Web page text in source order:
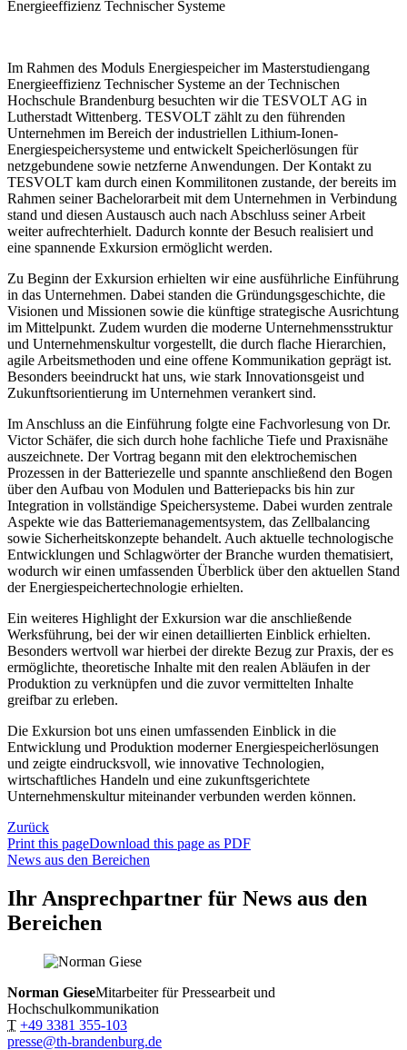
Energieeffizienz Technischer Systeme
Im Rahmen des Moduls Energiespeicher im Masterstudiengang
Energieeffizienz Technischer Systeme an der Technischen
Hochschule Brandenburg besuchten wir die TESVOLT AG in
Lutherstadt Wittenberg. TESVOLT zählt zu den führenden
Unternehmen im Bereich der industriellen Lithium-Ionen-
Energiespeichersysteme und entwickelt Speicherlösungen für
netzgebundene sowie netzferne Anwendungen. Der Kontakt zu
TESVOLT kam durch einen Kommilitonen zustande, der bereits im
Rahmen seiner Bachelorarbeit mit dem Unternehmen in Verbindung
stand und diesen Austausch auch nach Abschluss seiner Arbeit
weiter aufrechterhielt. Dadurch konnte der Besuch realisiert und
eine spannende Exkursion ermöglicht werden.
Zu Beginn der Exkursion erhielten wir eine ausführliche Einführung
in das Unternehmen. Dabei standen die Gründungsgeschichte, die
Visionen und Missionen sowie die künftige strategische Ausrichtung
im Mittelpunkt. Zudem wurden die moderne Unternehmensstruktur
und Unternehmenskultur vorgestellt, die durch flache Hierarchien,
agile Arbeitsmethoden und eine offene Kommunikation geprägt ist.
Besonders beeindruckt hat uns, wie stark Innovationsgeist und
Zukunftsorientierung im Unternehmen verankert sind.
Im Anschluss an die Einführung folgte eine Fachvorlesung von Dr.
Victor Schäfer, die sich durch hohe fachliche Tiefe und Praxisnähe
auszeichnete. Der Vortrag begann mit den elektrochemischen
Prozessen in der Batteriezelle und spannte anschließend den Bogen
über den Aufbau von Modulen und Batteriepacks bis hin zur
Integration in vollständige Speichersysteme. Dabei wurden zentrale
Aspekte wie das Batteriemanagementsystem, das Zellbalancing
sowie Sicherheitskonzepte behandelt. Auch aktuelle technologische
Entwicklungen und Schlagwörter der Branche wurden thematisiert,
wodurch wir einen umfassenden Überblick über den aktuellen Stand
der Energiespeichertechnologie erhielten.
Ein weiteres Highlight der Exkursion war die anschließende
Werksführung, bei der wir einen detaillierten Einblick erhielten.
Besonders wertvoll war hierbei der direkte Bezug zur Praxis, der es
ermöglichte, theoretische Inhalte mit den realen Abläufen in der
Produktion zu verknüpfen und die zuvor vermittelten Inhalte
greifbar zu erleben.
Die Exkursion bot uns einen umfassenden Einblick in die
Entwicklung und Produktion moderner Energiespeicherlösungen
und zeigte eindrucksvoll, wie innovative Technologien,
wirtschaftliches Handeln und eine zukunftsgerichtete
Unternehmenskultur miteinander verbunden werden können.
Zurück
Print this pageDownload this page as PDF
News aus den Bereichen
Ihr Ansprechpartner für News aus den
Bereichen
Norman GieseMitarbeiter für Pressearbeit und
Hochschulkommunikation
T +49 3381 355-103
presse@th-brandenburg.de